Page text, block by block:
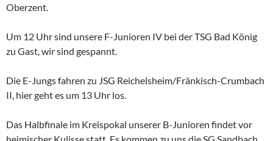
Oberzent.
Um 12 Uhr sind unsere F-Junioren IV bei der TSG Bad König
zu Gast, wir sind gespannt.
Die E-Jungs fahren zu JSG Reichelsheim/Fränkisch-Crumbach
II, hier geht es um 13 Uhr los.
Das Halbfinale im Kreispokal unserer B-Junioren findet vor
heimischer Kulisse statt. Es kommen zu uns die SG Sandbach,